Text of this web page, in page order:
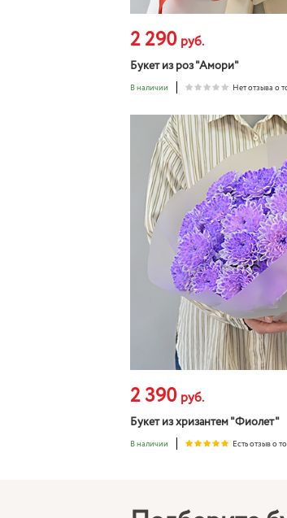
2 290 руб.
Букет из роз "Амори"
В наличии Нет отзыва о
2 390 руб.
Букет из хризантем "Фиолет"
В наличии Есть отзыв о